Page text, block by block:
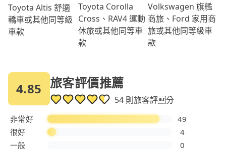
Toyota Altis 舒適
轎車或其他同等級
車款
Toyota Corolla
Cross、RAV4 運動
休旅或其他同等車
款
Volkswagen 旗艦
商旅、Ford 家用商
旅或其他同等級車
款
4.85 旅客評價推薦
54 則旅客評分
非常好
49
很好
4
一般
0